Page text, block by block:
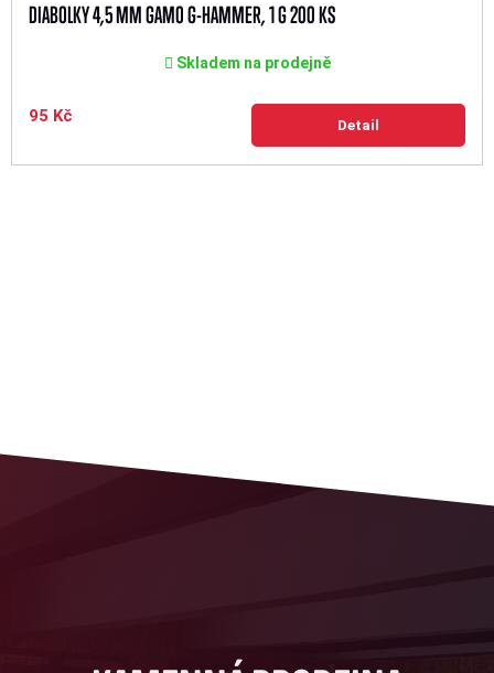
DIABOLKY 4,5 MM GAMO G-HAMMER, 1 G 200 KS
Skladem na prodejně
95 Kč Detail